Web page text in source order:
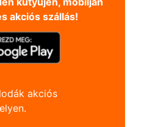
akciós szállás!
akciós